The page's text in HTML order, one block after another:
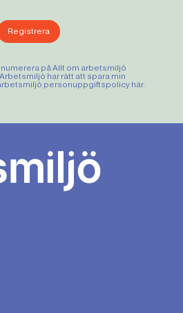
Registrera
på Allt om arbetsmiljö
har rätt att spara min
personuppgiftspolicy här.